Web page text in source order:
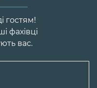
гостям!
фахівці
вас.